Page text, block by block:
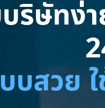
ริษัทง่
บสวย